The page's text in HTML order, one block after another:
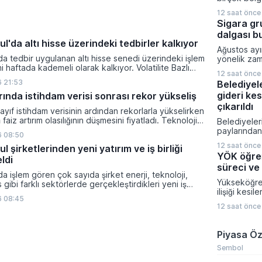
altı hisse üzerindeki tedbirler kalkıyor
tedbir uygulanan altı hisse senedi üzerindeki işlem
haftada kademeli olarak kalkıyor. Volatilite Bazlı
getirilen açığa satış ve kredili işlem
dolarken, yatırımcılar ilgili paylarda normal işlem
dönecek.
21:53
istihdam verisi sonrası rekor yükseliş
istihdam verisinin ardından rekorlarla yükselirken
artırım olasılığının düşmesini fiyatladı. Teknoloji
performans endeksleri yukarı taşırken haftalık
en yüksek getirileri elde edildi.
08:50
şirketlerinden yeni yatırım ve iş birliği
işlem gören çok sayıda şirket enerji, teknoloji,
gibi farklı sektörlerde gerçekleştirdikleri yeni iş
sonuçlarını kamuoyuyla paylaştı.
Aydınlatma Platformu üzerinden duyurduğu
08:45
toplumsal
adımların
yağışların
gerektiği
mevsim
seyretmesi
ve iç
normal
tahmin
12 saat önce
Sigara
dalgası
Ağustos
yönelik
ulaştı. JTI,
ardından
birlikte en
TL
12 saat önce
gideri
çıkarıldı
oranlarında
gidildi.
sokak
kesilecek
12 saat önce
YÖK
süreci ve
ilişiği
fırsatı
Hazırlıktan
kadar tüm
12 saat önce
Piyasa
Sembol